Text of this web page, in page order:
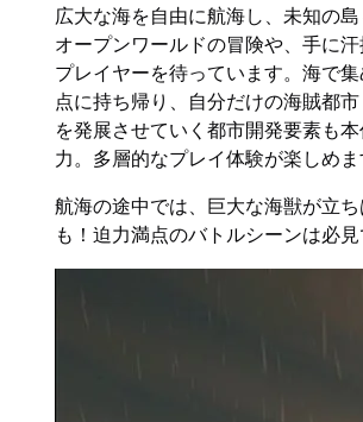
広大な海を自由に航海し、未知の
オープンワールドの冒険や、手に
プレイヤーを待っています。海で
点に持ち帰り、自分だけの海賊都市
を発展させていく都市開発要素も
力。多層的なプレイ体験が楽しめま
航海の途中では、巨大な海獣が立
も！迫力満点のバトルシーンは必見